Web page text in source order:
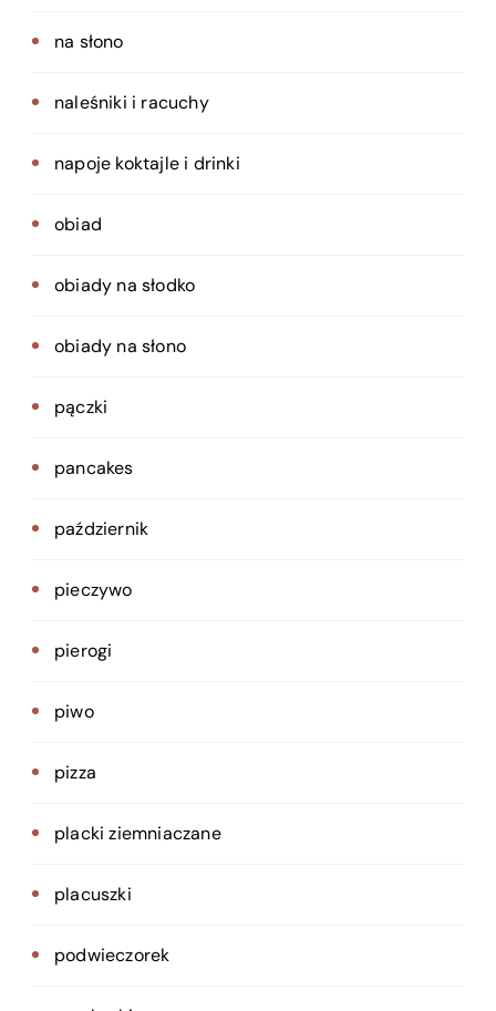
na słono
naleśniki i racuchy
napoje koktajle i drinki
obiad
obiady na słodko
obiady na słono
pączki
pancakes
październik
pieczywo
pierogi
piwo
pizza
placki ziemniaczane
placuszki
podwieczorek